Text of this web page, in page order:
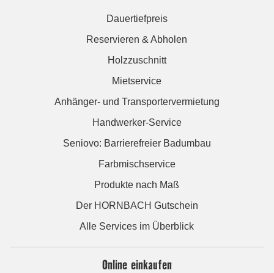
Dauertiefpreis
Reservieren & Abholen
Holzzuschnitt
Mietservice
Anhänger- und Transportervermietung
Handwerker-Service
Seniovo: Barrierefreier Badumbau
Farbmischservice
Produkte nach Maß
Der HORNBACH Gutschein
Alle Services im Überblick
Online einkaufen